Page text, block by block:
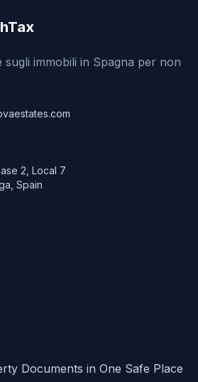
sugli immobili in Spagna per non
2, Local 7
Spain
Documents in One Safe Place